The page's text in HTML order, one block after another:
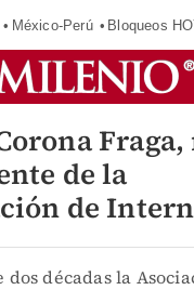
México-Perú Bloqueos
de la
de
dos décadas la